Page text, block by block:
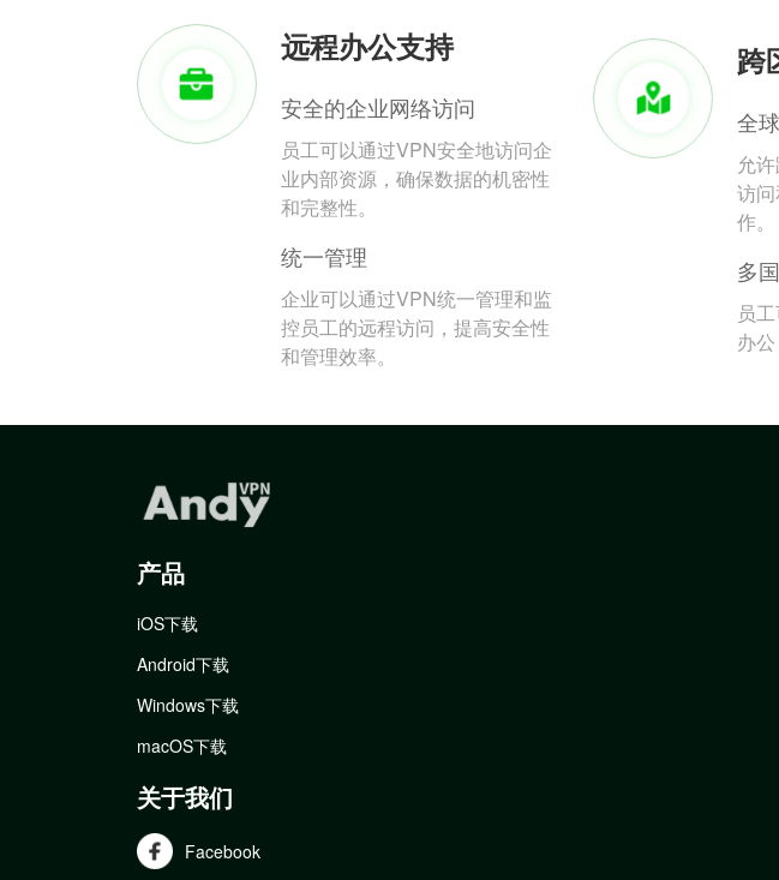
远程办公支持
安全的企业网络访问
员工可以通过VPN安全地访问企
业内部资源，确保数据的机密性
和完整性。
统一管理
企业可以通过VPN统一管理和监
控员工的远程访问，提高安全性
和管理效率。
跨
全
允
访
作。
多
员
办
产品
iOS下载
Android下载
Windows下载
macOS下载
关于我们
Facebook